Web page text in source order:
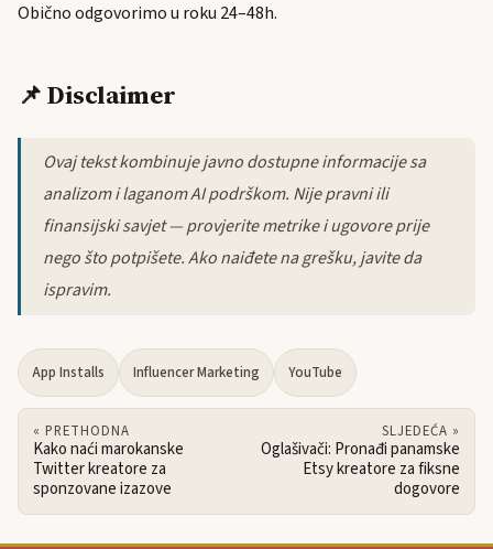
Obično odgovorimo u roku 24–48h.
📌 Disclaimer
Ovaj tekst kombinuje javno dostupne informacije sa
analizom i laganom AI podrškom. Nije pravni ili
finansijski savjet — provjerite metrike i ugovore prije
nego što potpišete. Ako naiđete na grešku, javite da
ispravim.
App Installs Influencer Marketing YouTube
« PRETHODNA
Kako naći marokanske
Twitter kreatore za
sponzovane izazove
SLJEDEĆA »
Oglašivači: Pronađi panamske
Etsy kreatore za fiksne
dogovore